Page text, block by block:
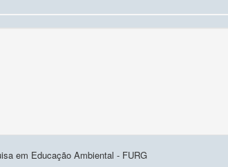
em Educação Ambiental - FURG